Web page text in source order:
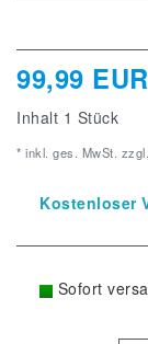
99,99 EUR
Inhalt 1 Stück
* inkl. ges. MwSt. zzgl.
Kostenloser
Sofort